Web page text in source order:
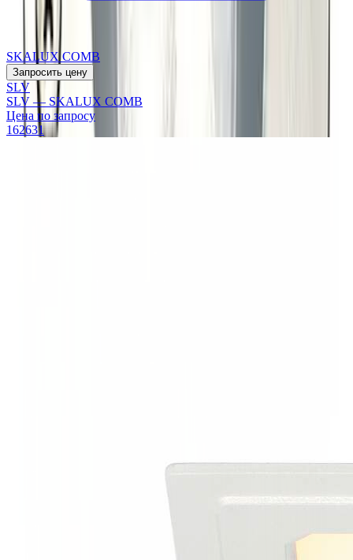
SKALUX COMB
Запросить цену
SLV
SLV — SKALUX COMB
Цена по запросу
162631